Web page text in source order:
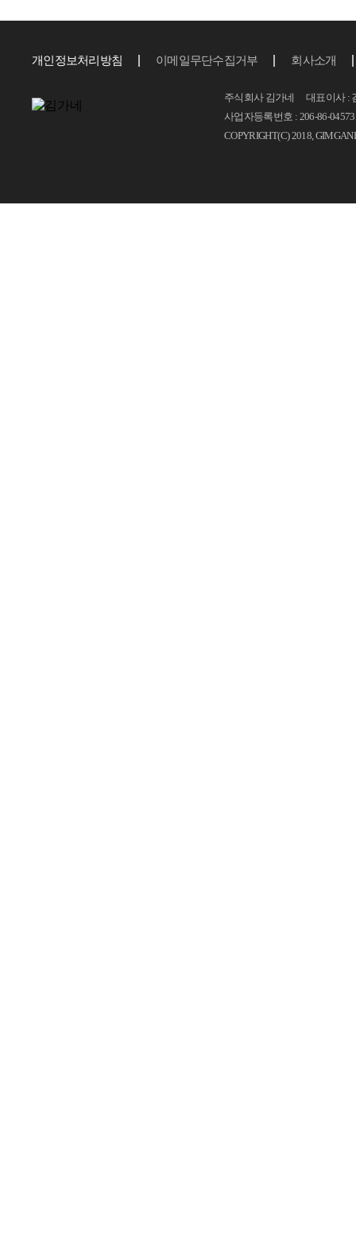
개인정보처리방침 이메일무단수집거부 회사소개
주식회사 김가네 대표이사 :
사업자등록번호 : 206-86-
COPYRIGHT(C) 2018,